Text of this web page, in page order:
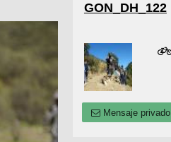
GON_DH_122
Mensaje privado